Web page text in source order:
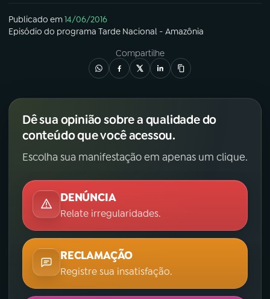
Publicado em14/06/2016
Episódio do programa Tarde Nacional - Amazônia
Compartilhe
Dê sua opinião sobre a qualidade do
conteúdo que você acessou.
Escolha sua manifestação em apenas um clique.
DENÚNCIA
Relate irregularidades.
RECLAMAÇÃO
Registre sua insatisfação.